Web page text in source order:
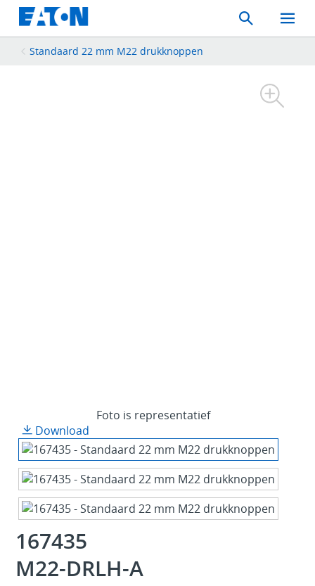
Search
Toggle
Mobile
Standaard 22 mm M22 drukknoppen
Foto is representatief
Download
167435
M22-DRLH-A